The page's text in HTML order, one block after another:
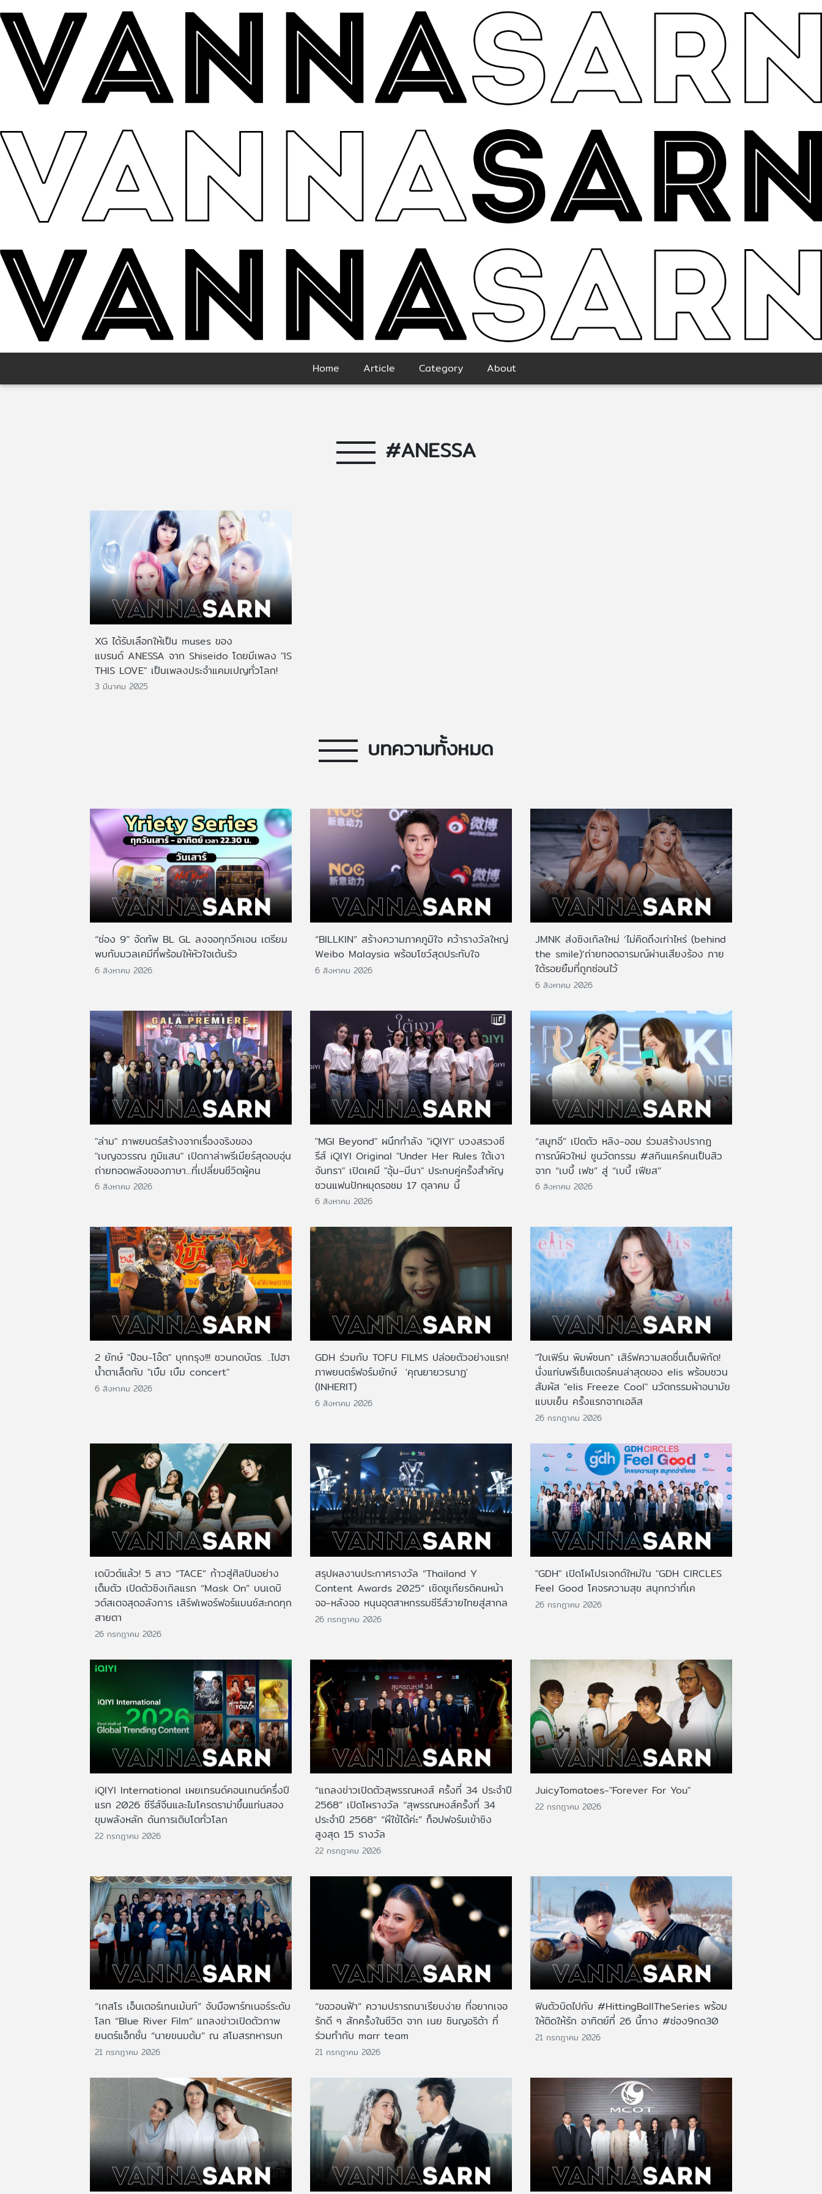
Home Article Category About
#ANESSA
XG ได้รับเลือกให้เป็น muses ของ
แบรนด์ ANESSA จาก Shiseido โดยมีเพลง "IS
THIS LOVE" เป็นเพลงประจำแคมเปญทั่วโลก!
3 มีนาคม 2025
บทความทั้งหมด
“ช่อง 9” จัดทัพ BL GL ลงจอทุกวีคเอน เตรียม
พบกับมวลเคมีที่พร้อมให้หัวใจเต้นรัว
6 สิงหาคม 2026
“BILLKIN” สร้างความภาคภูมิใจ คว้ารางวัลใหญ่
Weibo Malaysia พร้อมโชว์สุดประทับใจ
6 สิงหาคม 2026
JMNK ส่งซิงเกิลใหม่ ‘ไม่คิดถึงเท่าไหร่ (behind
the smile)’ถ่ายทอดอารมณ์ผ่านเสียงร้อง ภาย
ใต้รอยยิ้มที่ถูกซ่อนไว้
6 สิงหาคม 2026
"ล่าม" ภาพยนตร์สร้างจากเรื่องจริงของ
"เบญจวรรณ ภูมิแสน" เปิดกาล่าพรีเมียร์สุดอบอุ่น
ถ่ายทอดพลังของภาษา...ที่เปลี่ยนชีวิตผู้คน
6 สิงหาคม 2026
"MGI Beyond" ผนึกกำลัง "iQIYI" บวงสรวงซี
รีส์ iQIYI Original "Under Her Rules ใต้เงา
จันทรา" เปิดเคมี "อุ้ม–มีนา" ประกบคู่ครั้งสำคัญ
ชวนแฟนปักหมุดรอชม 17 ตุลาคม นี้
6 สิงหาคม 2026
“สมูทอี” เปิดตัว หลิง-ออม ร่วมสร้างปรากฎ
การณ์ผิวใหม่ ชูนวัตกรรม #สกินแคร์คนเป็นสิว
จาก “เบบี้ เฟซ” สู่ “เบบี้ เฟียส”
6 สิงหาคม 2026
2 ยักษ์ "ป๊อบ-โอ๊ต" บุกกรุง!!! ชวนกดบัตร. ..ไปฮา
น้ำตาเล็ดกับ "เบิ้ม เบิ้ม concert"
6 สิงหาคม 2026
GDH ร่วมกับ TOFU FILMS ปล่อยตัวอย่างแรก!
ภาพยนตร์ฟอร์มยักษ์ 'คุณยายวรนาฏ'
(INHERIT)
6 สิงหาคม 2026
"ใบเฟิร์น พิมพ์ชนก" เสิร์ฟความสดชื่นเต็มพิกัด!
นั่งแท่นพรีเซ็นเตอร์คนล่าสุดของ elis พร้อมชวน
สัมผัส "elis Freeze Cool" นวัตกรรมผ้าอนามัย
แบบเย็น ครั้งแรกจากเอลิส
26 กรกฎาคม 2026
เดบิวต์แล้ว! 5 สาว “TACE” ก้าวสู่ศิลปินอย่าง
เต็มตัว เปิดตัวซิงเกิลแรก “Mask On” บนเดบิ
วต์สเตจสุดอลังการ เสิร์ฟเพอร์ฟอร์แมนซ์สะกดทุก
สายตา
26 กรกฎาคม 2026
สรุปผลงานประกาศรางวัล “Thailand Y
Content Awards 2025” เชิดชูเกียรติคนหน้า
จอ-หลังจอ หนุนอุตสาหกรรมซีรีส์วายไทยสู่สากล
26 กรกฎาคม 2026
"GDH" เปิดโผโปรเจกต์ใหม่ใน "GDH CIRCLES
Feel Good โคจรความสุข สนุกกว่าที่เค
26 กรกฎาคม 2026
iQIYI International เผยเทรนด์คอนเทนต์ครึ่งปี
แรก 2026 ซีรีส์จีนและไมโครดราม่าขึ้นแท่นสอง
ขุมพลังหลัก ดันการเติบโตทั่วโลก
22 กรกฎาคม 2026
“แถลงข่าวเปิดตัวสุพรรณหงส์ ครั้งที่ 34 ประจำปี
2568” เปิดโผรางวัล “สุพรรณหงส์ครั้งที่ 34
ประจำปี 2568” “ผีใช้ได้ค่ะ” ท็อปฟอร์มเข้าชิง
สูงสุด 15 รางวัล
22 กรกฎาคม 2026
JuicyTomatoes-"Forever For You"
22 กรกฎาคม 2026
“เกสโร เอ็นเตอร์เทนเม้นท์” จับมือพาร์ทเนอร์ระดับ
โลก “Blue River Film” แถลงข่าวเปิดตัวภาพ
ยนตร์แอ็กชั่น “นายขนมต้ม” ณ สโมสรทหารบก
21 กรกฎาคม 2026
“ขอวอนฟ้า” ความปรารถนาเรียบง่าย ที่อยากเจอ
รักดี ๆ สักครั้งในชีวิต จาก เนย ซินญอริต้า ที่
ร่วมทำกับ marr team
21 กรกฎาคม 2026
ฟินตัวบิดไปกับ #HittingBallTheSeries พร้อม
ให้ติดให้รัก อาทิตย์ที่ 26 นี้ทาง #ช่อง9กด30
21 กรกฎาคม 2026